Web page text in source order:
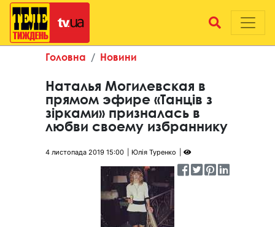
Головна Новини
Наталья Могилевская в
прямом эфире «Танців з
зірками» призналась в
любви своему избраннику
4 листопада 2019 15:00 Юлія Туренко